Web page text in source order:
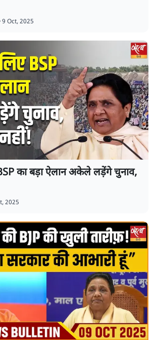
9 Oct, 2025
का बड़ा ऐलान अकेले लड़ेंगे चुनाव,
2025